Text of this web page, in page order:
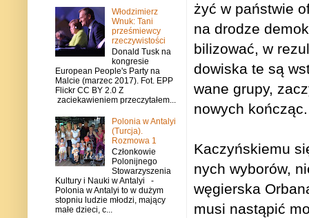
żyć w pań­stwie
na dro­dze
bi­li­zo­wać, w
do­wi­ska te są
wane grupy,
no­wych kończąc.
Kaczyń­skiemu
nych wybo­rów,
węgier­ska
musi nastą­pić
Włodzimierz
Wnuk: Tani
prześmiewcy
rzeczywistości
Donald Tusk na
kongresie
European People's Party na
Malcie (marzec 2017). Fot. EPP
Flickr CC BY 2.0 Z
zaciekawieniem przeczytałem...
Polonia w Antalyi
(Turcja).
Rozmowa 1
Członkowie
Polonijnego
Stowarzyszenia
Kultury i Nauki w Antalyi -
Polonia w Antalyi to w dużym
stopniu ludzie młodzi, mający
małe dzieci, c...